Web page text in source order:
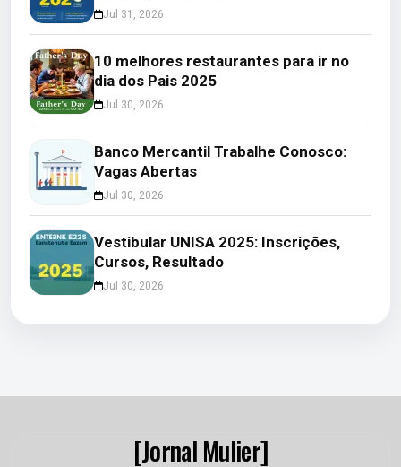
Jul 31, 2026
10 melhores restaurantes para ir no
dia dos Pais 2025
Jul 30, 2026
Banco Mercantil Trabalhe Conosco:
Vagas Abertas
Jul 30, 2026
Vestibular UNISA 2025: Inscrições,
Cursos, Resultado
Jul 30, 2026
[Jornal Mulier]